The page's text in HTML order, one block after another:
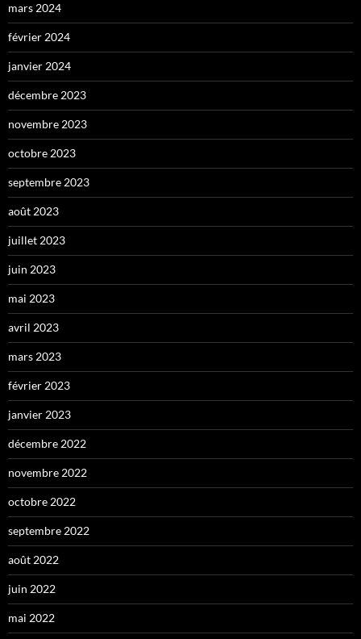
mars 2024
février 2024
janvier 2024
décembre 2023
novembre 2023
octobre 2023
septembre 2023
août 2023
juillet 2023
juin 2023
mai 2023
avril 2023
mars 2023
février 2023
janvier 2023
décembre 2022
novembre 2022
octobre 2022
septembre 2022
août 2022
juin 2022
mai 2022